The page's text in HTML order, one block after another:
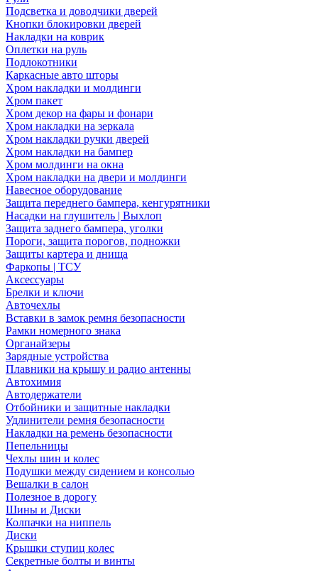
Подсветка и доводчики дверей
Кнопки блокировки дверей
Накладки на коврик
Оплетки на руль
Подлокотники
Каркасные авто шторы
Хром накладки и молдинги
Хром пакет
Хром декор на фары и фонари
Хром накладки на зеркала
Хром накладки ручки дверей
Хром накладки на бампер
Хром молдинги на окна
Хром накладки на двери и молдинги
Навесное оборудование
Защита переднего бампера, кенгурятники
Насадки на глушитель | Выхлоп
Защита заднего бампера, уголки
Пороги, защита порогов, подножки
Защиты картера и днища
Фаркопы | ТСУ
Аксессуары
Брелки и ключи
Авточехлы
Вставки в замок ремня безопасности
Рамки номерного знака
Органайзеры
Зарядные устройства
Плавники на крышу и радио антенны
Автохимия
Автодержатели
Отбойники и защитные накладки
Удлинители ремня безопасности
Накладки на ремень безопасности
Пепельницы
Чехлы шин и колес
Подушки между сидением и консолью
Вешалки в салон
Полезное в дорогу
Шины и Диски
Колпачки на ниппель
Диски
Крышки ступиц колес
Секретные болты и винты